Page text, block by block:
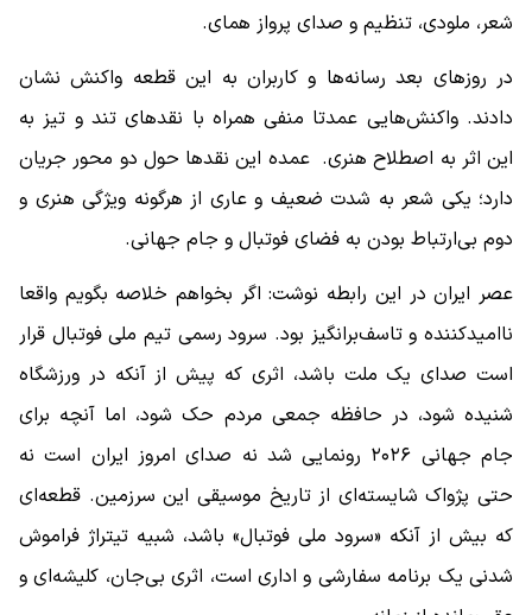
شعر، ملودی، تنظیم و صدای پرواز همای.
در روزهای بعد رسانه‌ها و کاربران به این قطعه واکنش نشان
دادند. واکنش‌هایی عمدتا منفی همراه با نقدهای تند و تیز به
این اثر به اصطلاح هنری. عمده این نقدها حول دو محور جریان
دارد؛ یکی شعر به‌ شدت ضعیف و عاری از هرگونه ویژگی هنری و
دوم بی‌ارتباط بودن به فضای فوتبال و جام جهانی.
عصر ایران در این رابطه نوشت: اگر بخواهم خلاصه بگویم واقعا
ناامید‌کننده و تاسف‌برانگیز بود. سرود رسمی تیم ملی فوتبال قرار
است صدای یک ملت باشد، اثری که پیش از آنکه در ورزشگاه
شنیده شود، در حافظه جمعی مردم حک شود، اما آنچه برای
جام جهانی ۲۰۲۶ رونمایی شد نه صدای امروز ایران است نه
حتی پژواک شایسته‌ای از تاریخ موسیقی این سرزمین. قطعه‌ای
که بیش از آنکه «سرود ملی فوتبال» باشد، شبیه تیتراژ فراموش‌
شدنی یک برنامه سفارشی و اداری است، اثری بی‌جان، کلیشه‌ای و